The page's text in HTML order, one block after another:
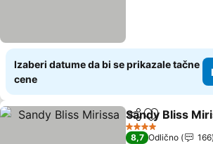
Izaberi datume da bi se prikazale tačne
cene
Deli Dodati u
Sandy Bliss
4 Zvezdice
8,7 Odlično
166